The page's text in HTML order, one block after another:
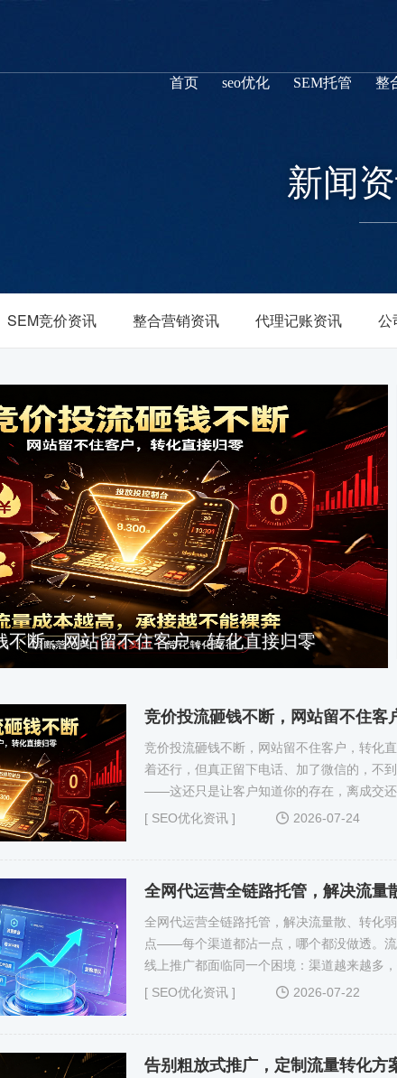
首页 seo优化 SEM托管 整
新闻
SEM竞价资讯 整合营销资讯 代理记账资讯 公
不断，网站留不住客户，转化直接归零
竞价投流砸钱不断，网站留不住客
竞价投流砸钱不断，网站留不住客户，转化
着还行，但真正留下电话、加了微信的，不
——这还只是让客户知道你的存在，离成交还
[ SEO优化资讯 ] 2026-07-24
全网代运营全链路托管，解决流量
全网代运营全链路托管，解决流量散、转化
点——每个渠道都沾一点，哪个都没做透。
线上推广都面临同一个困境：渠道越来越多
[ SEO优化资讯 ] 2026-07-22
告别粗放式推广，定制流量转化方